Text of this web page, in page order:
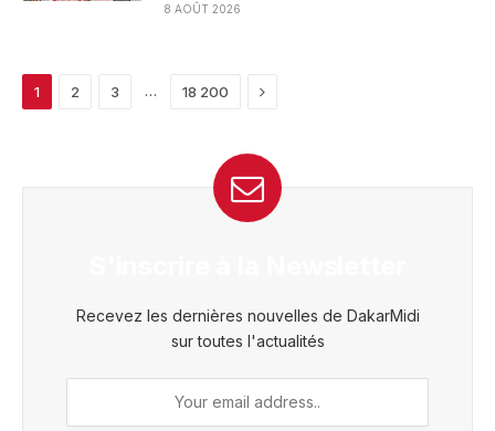
8 AOÛT 2026
1 2 3 … 18 200 Next
Recevez les dernières nouvelles de DakarMidi
sur toutes l'actualités